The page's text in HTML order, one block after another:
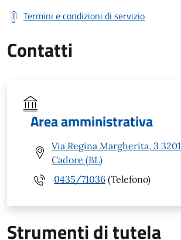
Termini e condizioni di servizio
Contatti
Area amministrativa
Via Regina Margherita, 3
Cadore (BL)
0435/71036 (Telefono)
Strumenti di tutela